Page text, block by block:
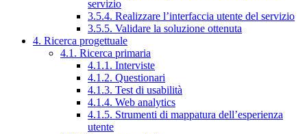
servizio
3.5.4. Realizzare l’interfaccia utente del servizio
3.5.5. Validare la soluzione ottenuta
4. Ricerca progettuale
4.1. Ricerca primaria
4.1.1. Interviste
4.1.2. Questionari
4.1.3. Test di usabilità
4.1.4. Web analytics
4.1.5. Strumenti di mappatura dell’esperienza
utente